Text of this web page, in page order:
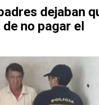
dejaban
no pagar el